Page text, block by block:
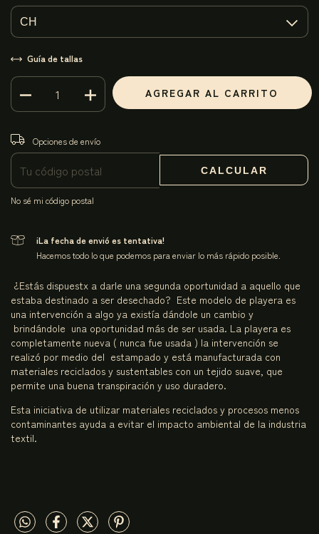
Guía de tallas
Entregas para el CP:
Opciones de envío
CALCULAR
No sé mi código postal
¡La fecha de envió es tentativa!
Hacemos todo lo que podemos para enviar lo más rápido posible.
¿Estás dispuestx a darle una segunda oportunidad a aquello que
estaba destinado a ser desechado? Este modelo de playera es
una intervención a algo ya existía dándole un cambio y
brindándole una oportunidad más de ser usada. La playera es
completamente nueva ( nunca fue usada ) la intervención se
realizó por medio del estampado y está manufacturada con
materiales reciclados y sustentables con un tejido suave, que
permite una buena transpiración y uso duradero.
Esta iniciativa de utilizar materiales reciclados y procesos menos
contaminantes ayuda a evitar el impacto ambiental de la industria
textil.